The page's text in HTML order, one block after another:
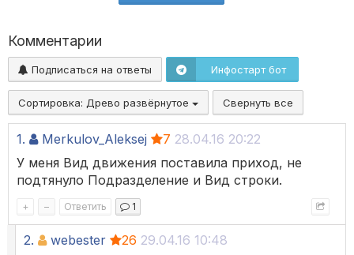
Комментарии
Подписаться на ответы Инфостарт бот
Сортировка: Древо развёрнутое Свернуть все
1. Merkulov_Aleksej 7 28.04.16 20:22
У меня Вид движения поставила приход, не
подтянуло Подразделение и Вид строки.
+ – Ответить 1
2. webester 26 29.04.16 10:48